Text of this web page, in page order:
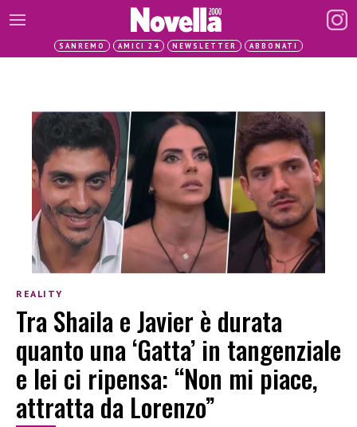
SANREMO AMICI 24 NEWSLETTER ABBONATI
REALITY
Tra Shaila e Javier è durata
quanto una ‘Gatta’ in tangenziale
e lei ci ripensa: “Non mi piace,
attratta da Lorenzo”